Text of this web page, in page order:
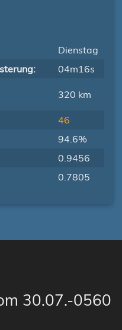
Dienstag
04m16s
320 km
46
94.6%
0.9456
0.7805
30.07.-0560